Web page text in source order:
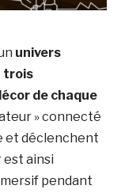
univers
trois
de chaque
» connecté
et déclenchent
est ainsi
pendant